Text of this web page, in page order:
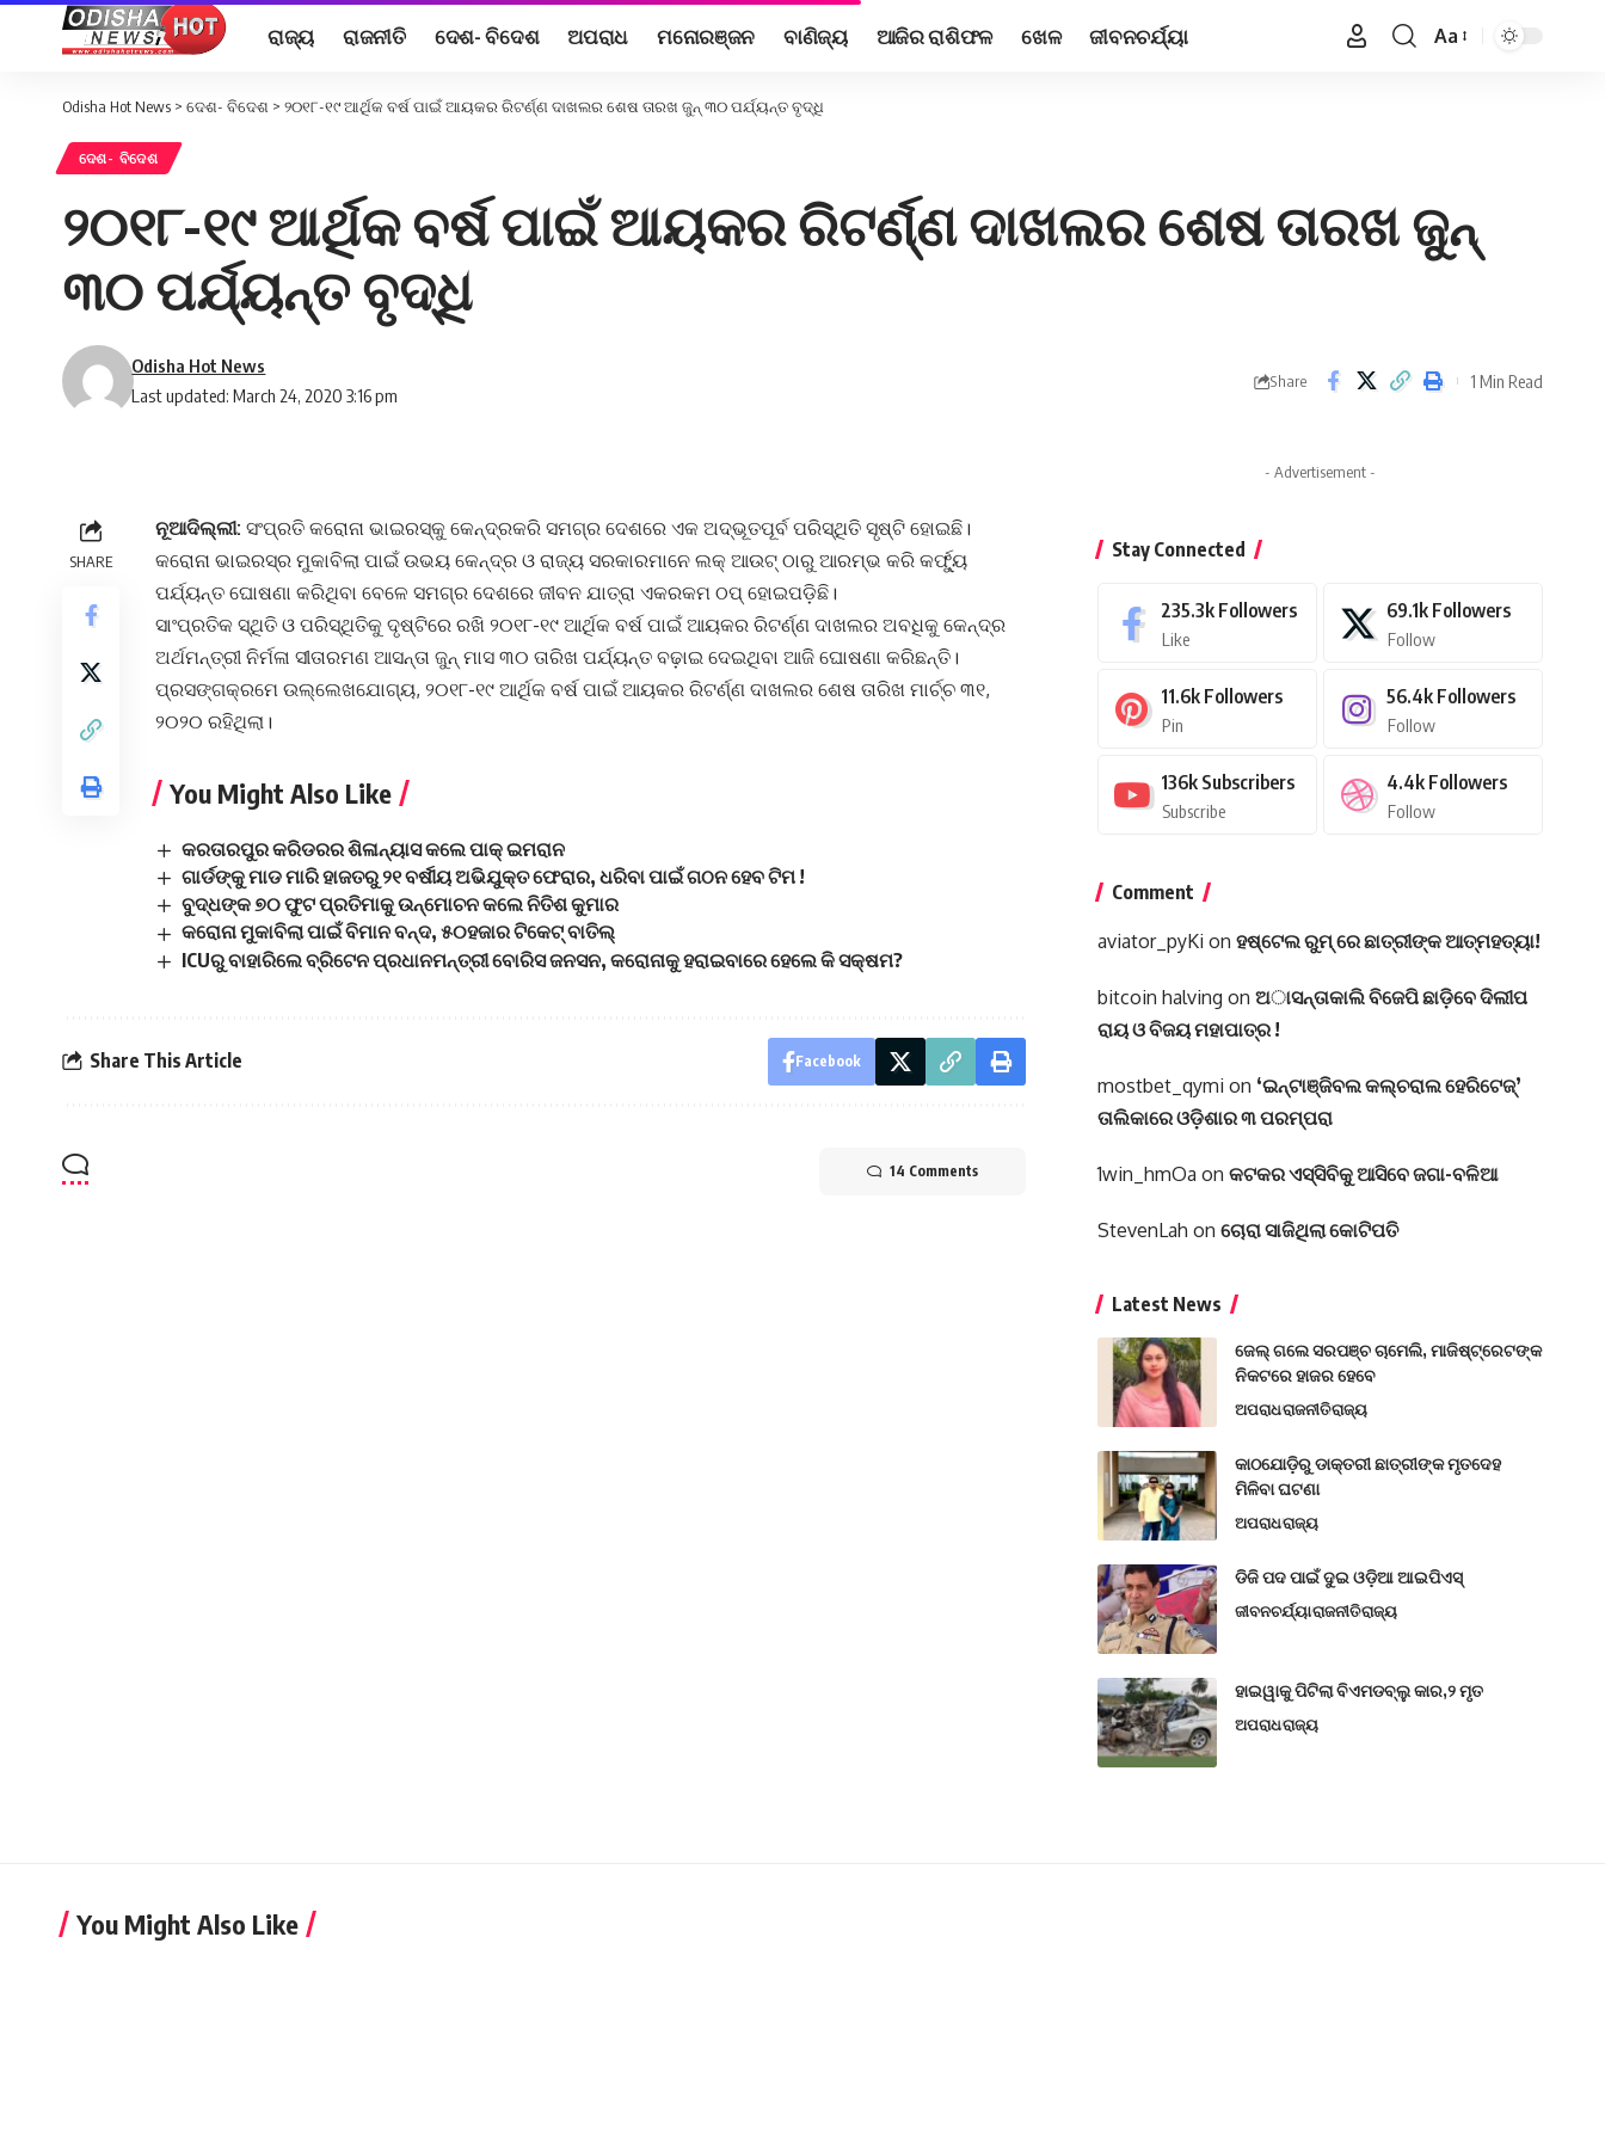
ରାଜ୍ୟ ରାଜନୀତି ଦେଶ- ବିଦେଶ ଅପରାଧ ମନୋରଞ୍ଜନ ବାଣିଜ୍ୟ ଆଜିର ରାଶିଫଳ ଖେଳ ଜୀବନଚର୍ଯ୍ୟା
Font
Aa
Odisha Hot News > ଦେଶ- ବିଦେଶ > ୨୦୧୮-୧୯ ଆର୍ଥିକ ବର୍ଷ ପାଇଁ ଆୟକର ରିଟର୍ଣ୍ଣ ଦାଖଲର ଶେଷ ତାରଖ ଜୁନ୍‌ ୩୦ ପର୍ଯ୍ୟନ୍ତ ବୃଦ୍ଧି
ଦେଶ- ବିଦେଶ
୨୦୧୮-୧୯ ଆର୍ଥିକ ବର୍ଷ ପାଇଁ ଆୟକର ରିଟର୍ଣ୍ଣ ଦାଖଲର ଶେଷ ତାରଖ ଜୁନ୍‌
୩୦ ପର୍ଯ୍ୟନ୍ତ ବୃଦ୍ଧି
Last updated: March 24, 2020 3:16 pm
Odisha Hot News
Share 1 Min Read
SHARE
ନୂଆଦିଲ୍ଲୀ: ସଂପ୍ରତି କରୋନା ଭାଇରସ୍‌କୁ କେନ୍ଦ୍ରକରି ସମଗ୍ର ଦେଶରେ ଏକ ଅଦ୍ଭୂତପୂର୍ବ ପରିସ୍ଥିତି ସୃଷ୍ଟି ହୋଇଛି।
କରୋନା ଭାଇରସ୍‌ର ମୁକାବିଲା ପାଇଁ ଉଭୟ କେନ୍ଦ୍ର ଓ ରାଜ୍ୟ ସରକାରମାନେ ଲକ୍‌ ଆଉଟ୍‌ ଠାରୁ ଆରମ୍ଭ କରି କର୍ଫ୍ୟୁ
ପର୍ଯ୍ୟନ୍ତ ଘୋଷଣା କରିଥିବା ବେଳେ ସମଗ୍ର ଦେଶରେ ଜୀବନ ଯାତ୍ରା ଏକରକମ ଠପ୍‌ ହୋଇପଡ଼ିଛି।
ସାଂପ୍ରତିକ ସ୍ଥିତି ଓ ପରିସ୍ଥିତିକୁ ଦୃଷ୍ଟିରେ ରଖି ୨୦୧୮-୧୯ ଆର୍ଥିକ ବର୍ଷ ପାଇଁ ଆୟକର ରିଟର୍ଣ୍ଣ ଦାଖଲର ଅବଧିକୁ କେନ୍ଦ୍ର
ଅର୍ଥମନ୍ତ୍ରୀ ନିର୍ମଳା ସୀତାରମଣ ଆସନ୍ତା ଜୁନ୍‌ ମାସ ୩୦ ତାରିଖ ପର୍ଯ୍ୟନ୍ତ ବଢ଼ାଇ ଦେଇଥିବା ଆଜି ଘୋଷଣା କରିଛନ୍ତି।
ପ୍ରସଙ୍ଗକ୍ରମେ ଉଲ୍ଲେଖଯୋଗ୍ୟ, ୨୦୧୮-୧୯ ଆର୍ଥିକ ବର୍ଷ ପାଇଁ ଆୟକର ରିଟର୍ଣ୍ଣ ଦାଖଲର ଶେଷ ତାରିଖ ମାର୍ଚ୍ଚ ୩୧,
୨୦୨୦ ରହିଥିଲା।
You Might Also Like
କରତାରପୁର କରିଡରର ଶିଳାନ୍ୟାସ କଲେ ପାକ୍‌ ଇମରାନ
ଗାର୍ଡଙ୍କୁ ମାଡ ମାରି ହାଜତରୁ ୨୧ ବର୍ଷୀୟ ଅଭିଯୁକ୍ତ ଫେରାର, ଧରିବା ପାଇଁ ଗଠନ ହେବ ଟିମ !
ବୁଦ୍ଧଙ୍କ ୭୦ ଫୁଟ ପ୍ରତିମାକୁ ଉନ୍ମୋଚନ କଲେ ନିତିଶ କୁମାର
କରୋନା ମୁକାବିଲା ପାଇଁ ବିମାନ ବନ୍ଦ, ୫୦ହଜାର ଟିକେଟ୍ ବାତିଲ୍
ICUରୁ ବାହାରିଲେ ବ୍ରିଟେନ ପ୍ରଧାନମନ୍ତ୍ରୀ ବୋରିସ ଜନସନ, କରୋନାକୁ ହରାଇବାରେ ହେଲେ କି ସକ୍ଷମ?
Share This Article Facebook
14 Comments
- Advertisement -
Stay Connected
235.3k Followers
Like
69.1k Followers
Follow
11.6k Followers
Pin
56.4k Followers
Follow
136k Subscribers
Subscribe
4.4k Followers
Follow
Comment
aviator_pyKi on ହଷ୍ଟେଲ ରୁମ୍ ରେ ଛାତ୍ରୀଙ୍କ ଆତ୍ମହତ୍ୟା!
bitcoin halving on ଅାସନ୍ତାକାଲି ବିଜେପି ଛାଡ଼ିବେ ଦିଲୀପ
ରାୟ ଓ ବିଜୟ ମହାପାତ୍ର !
mostbet_qymi on ‘ଇନ୍‌ଟାଞ୍ଜିବଲ କଲ୍‌ଚରାଲ ହେରିଟେଜ୍‌’
ତାଲିକାରେ ଓଡ଼ିଶାର ୩ ପରମ୍ପରା
1win_hmOa on କଟକର ଏସ୍‌ସିବିକୁ ଆସିବେ ଜଗା-ବଳିଆ
StevenLah on ଚୋରା ସାଜିଥିଲା କୋଟିପତି
Latest News
ଜେଲ୍ ଗଲେ ସରପଞ୍ଚ ଚାମେଲି, ମାଜିଷ୍ଟ୍ରେଟଙ୍କ
ନିକଟରେ ହାଜର ହେବେ
ଅପରାଧରାଜନୀତିରାଜ୍ୟ
କାଠଯୋଡ଼ିରୁ ଡାକ୍ତରୀ ଛାତ୍ରୀଙ୍କ ମୃତଦେହ
ମିଳିବା ଘଟଣା
ଅପରାଧରାଜ୍ୟ
ଡିଜି ପଦ ପାଇଁ ଦୁଇ ଓଡ଼ିଆ ଆଇପିଏସ୍
ଜୀବନଚର୍ଯ୍ୟାରାଜନୀତିରାଜ୍ୟ
ହାଇୱାକୁ ପିଟିଲା ବିଏମଡବ୍ଲୁ କାର,୨ ମୃତ
ଅପରାଧରାଜ୍ୟ
You Might Also Like